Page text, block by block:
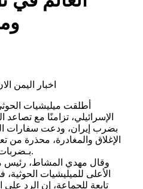
أطلقت ميليشيات
الإسرائيلي، تزامنًا مع تصاعد
بضرب إيران، ودعت سفارات
الإغلاق والمغادرة، محذرة
بـضربات قادمة على أهداف إسرائيلية.
وقال مهدي المشاط، رئيس
الأعلى للميليشيات
تابعة للجماعة، إن الرد